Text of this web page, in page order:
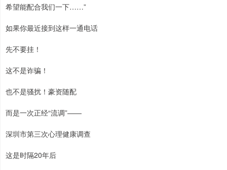
希望能配合我们一下……”
如果你最近接到这样一通电话
先不要挂！
这不是诈骗！
也不是骚扰！豪资随配
而是一次正经“流调”——
深圳市第三次心理健康调查
这是时隔20年后